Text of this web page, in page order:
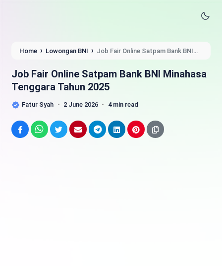
Home › Lowongan BNI › Job Fair Online Satpam Bank BNI
Job Fair Online Satpam Bank BNI Minahasa
Tenggara Tahun 2025
Fatur Syah 2 June 2026 4 min read